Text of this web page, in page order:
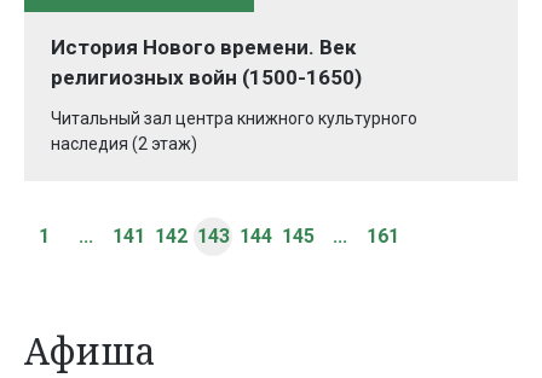
История Нового времени. Век
религиозных войн (1500-1650)
Читальный зал центра книжного культурного
наследия (2 этаж)
1 ... 141 142 143 144 145 ... 161
Афиша